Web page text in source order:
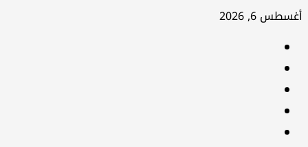
تخطي
أغسطس 6, 2026